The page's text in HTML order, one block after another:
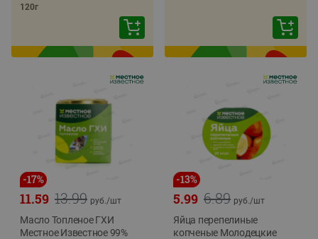
120г
-17%
13.99
11.59 руб./шт
Масло Топленое ГХИ
Местное Известное 99%
-13%
6.89
5.99 руб./шт
Яйца перепелиные
копченые Молодецкие